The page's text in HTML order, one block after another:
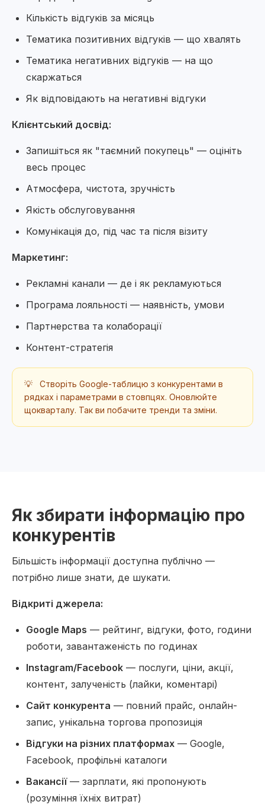
Кількість відгуків за місяць
Тематика позитивних відгуків — що хвалять
Тематика негативних відгуків — на що
скаржаться
Як відповідають на негативні відгуки
Клієнтський досвід:
Запишіться як "таємний покупець" — оцініть
весь процес
Атмосфера, чистота, зручність
Якість обслуговування
Комунікація до, під час та після візиту
Маркетинг:
Рекламні канали — де і як рекламуються
Програма лояльності — наявність, умови
Партнерства та колаборації
Контент-стратегія
💡
Створіть Google-таблицю з конкурентами в
рядках і параметрами в стовпцях. Оновлюйте
щокварталу. Так ви побачите тренди та зміни.
Як збирати інформацію про
конкурентів
Більшість інформації доступна публічно —
потрібно лише знати, де шукати.
Відкриті джерела:
Google Maps — рейтинг, відгуки, фото, години
роботи, завантаженість по годинах
Instagram/Facebook — послуги, ціни, акції,
контент, залученість (лайки, коментарі)
Сайт конкурента — повний прайс, онлайн-
запис, унікальна торгова пропозиція
Відгуки на різних платформах — Google,
Facebook, профільні каталоги
Вакансії— зарплати, які пропонують
(розуміння їхніх витрат)